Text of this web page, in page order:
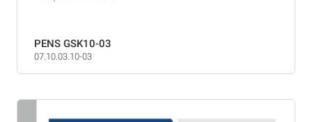
PENS GSK10-03
07.10.03.10-03